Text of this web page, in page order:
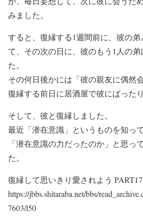
みました。
すると、復縁する1週間前に、彼の
て、その次の日に、彼のもう1人の
た。
その何日後かには「彼の親友に偶然
復縁する前日に居酒屋で彼にばった
そして、彼と復縁しました。
最近「潜在意識」というものを知っ
「潜在意識の力だったのか」と思っ
た。
復縁して思いきり愛されよう PART17
https://jbbs.shitaraba.net/bbs/
7603/l50